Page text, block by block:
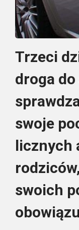
Trzeci
droga
swoje
licznych
swoich